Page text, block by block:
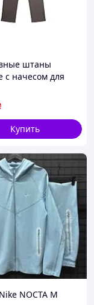
штаны
с начесом для
5XL-6XL ТМ
Купить
NOCTA M